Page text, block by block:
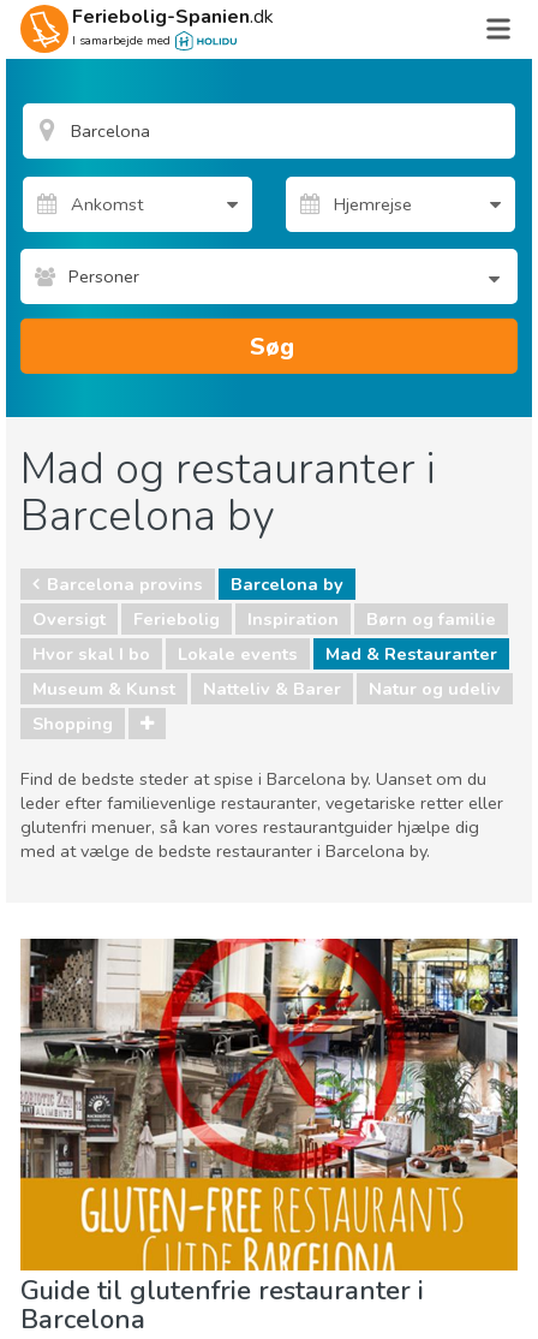
Feriebolig-Spanien.dk
I samarbejde med
Personer
Søg
Mad og restauranter i
Barcelona by
Barcelona provins
Barcelona by
Oversigt
Feriebolig Inspiration
Børn og familie
Hvor skal I bo
Lokale events
Mad & Restauranter
Museum & Kunst
Natteliv & Barer
Natur og udeliv
Shopping
Find de bedste steder at spise i Barcelona by. Uanset om du
leder efter familievenlige restauranter, vegetariske retter eller
glutenfri menuer, så kan vores restaurantguider hjælpe dig
med at vælge de bedste restauranter i Barcelona by.
Børn og familie
Hvor skal I bo
Lokale events
Mad & Restauranter
Museum & Kunst
Natteliv & Barer
Natur og udeliv Shopping
Guide til glutenfrie restauranter i
Barcelona